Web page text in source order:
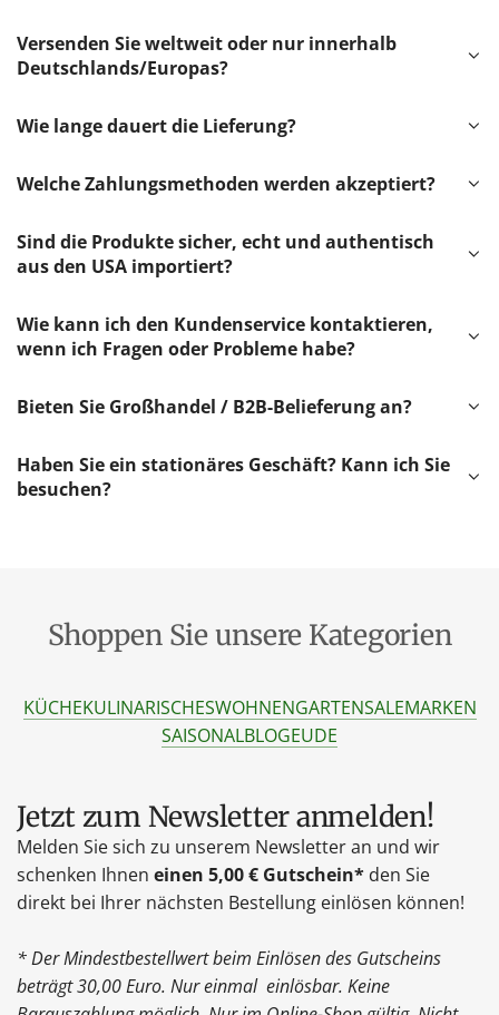
Versenden Sie weltweit oder nur innerhalb
Deutschlands/Europas?
Wie lange dauert die Lieferung?
Welche Zahlungsmethoden werden akzeptiert?
Sind die Produkte sicher, echt und authentisch
aus den USA importiert?
Wie kann ich den Kundenservice kontaktieren,
wenn ich Fragen oder Probleme habe?
Bieten Sie Großhandel / B2B-Belieferung an?
Haben Sie ein stationäres Geschäft? Kann ich Sie
besuchen?
Shoppen Sie unsere Kategorien
KÜCHEKULINARISCHESWOHNENGARTENSALEMARKEN
SAISONALBLOGEUDE
Jetzt zum Newsletter anmelden!
Melden Sie sich zu unserem Newsletter an und wir
schenken Ihnen einen 5,00 € Gutschein* den Sie
direkt bei Ihrer nächsten Bestellung einlösen können!
* Der Mindestbestellwert beim Einlösen des Gutscheins
beträgt 30,00 Euro. Nur einmal einlösbar. Keine